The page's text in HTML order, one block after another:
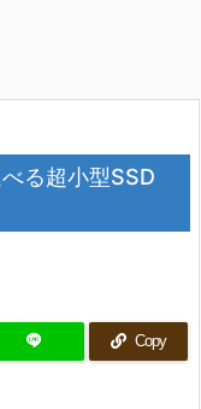
る超小型SSD
Copy